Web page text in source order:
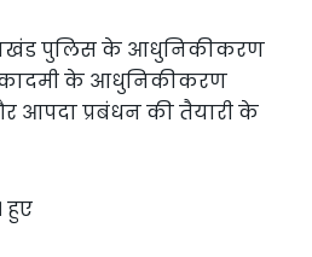
पुलिस के आधुनिकीकरण
अकादमी के आधुनिकीकरण
आपदा प्रबंधन की तैयारी के